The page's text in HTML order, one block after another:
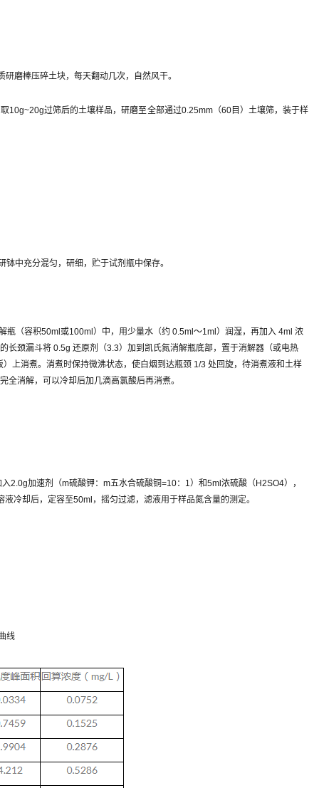
磨棒压碎土块，每天翻动几次，自然风干。
10g~20g过筛后的土壤样品，研磨至全部通过0.25mm（60目）土壤筛，装于样
中充分混匀，研细，贮于试剂瓶中保存。
（容积50ml或100ml）中，用少量水（约 0.5ml～1ml）润湿，再加入 4ml 浓
颈漏斗将 0.5g 还原剂（3.3）加到凯氏氮消解瓶底部，置于消解器（或电热
上消煮。消煮时保持微沸状态，使白烟到达瓶颈 1/3 处回旋，待消煮液和土样
消解，可以冷却后加几滴高氯酸后再消煮。
加速剂（m硫酸钾：m五水合硫酸铜=10：1）和5ml浓硫酸（H2SO4），
冷却后，定容至50ml，摇匀过滤，滤液用于样品氮含量的测定。
线